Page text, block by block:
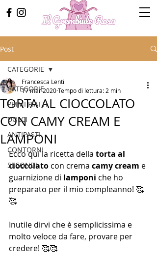
Post
CATEGORIE
PRIMI PIATTI
DOLCI
ANTIPASTI
CONTORNI
SECONDI
CATEGORIE
TORTA AL CIOCCOLATO
CON CAMY CREAM E
LAMPONI
Francesca Lenti
17 mar 2020Tempo di lettura: 2 min
Ecco qui la ricetta della torta al
cioccolato con crema camy cream e
guarnizione di lamponi che ho
preparato per il mio compleanno! 🥰
🥰
Inutile dirvi che è semplicissima e
molto veloce da fare, provare per
credere! 🥰🥰